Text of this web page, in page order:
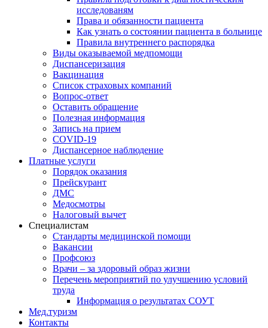
исследованям
Права и обязанности пациента
Как узнать о состоянии пациента в больнице
Правила внутреннего распорядка
Виды оказываемой медпомощи
Диспансеризация
Вакцинация
Список страховых компаний
Вопрос-ответ
Оставить обращение
Полезная информация
Запись на прием
COVID-19
Диспансерное наблюдение
Платные услуги
Порядок оказания
Прейскурант
ДМС
Медосмотры
Налоговый вычет
Специалистам
Стандарты медицинской помощи
Вакансии
Профсоюз
Врачи – за здоровый образ жизни
Перечень мероприятий по улучшению условий
труда
Информация о результатах СОУТ
Мед.туризм
Контакты